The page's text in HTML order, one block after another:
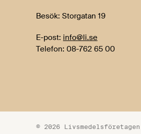
Besök: Storgatan 19
E-post: info@li.se
Telefon: 08-762 65 00
© 2026 Livsmedelsföretagen